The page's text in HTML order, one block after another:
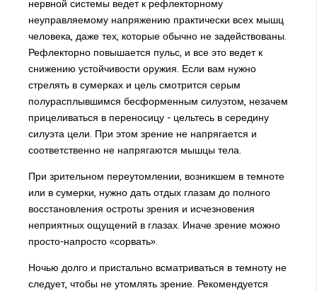
нервной системы ведет к рефлекторному
неуправляемому напряжению практически всех мышц
человека, даже тех, которые обычно не задействованы.
Рефлекторно повышается пульс, и все это ведет к
снижению устойчивости оружия. Если вам нужно
стрелять в сумерках и цель смотрится серым
полурасплывшимся бесформенным силуэтом, незачем
прицеливаться в переносицу - цельтесь в середину
силуэта цели. При этом зрение не напрягается и
соответственно не напрягаются мышцы тела.
При зрительном переутомлении, возникшем в темноте
или в сумерки, нужно дать отдых глазам до полного
восстановления остроты зрения и исчезновения
неприятных ощущений в глазах. Иначе зрение можно
просто-напросто «сорвать».
Ночью долго и пристально всматриваться в темноту не
следует, чтобы не утомлять зрение. Рекомендуется